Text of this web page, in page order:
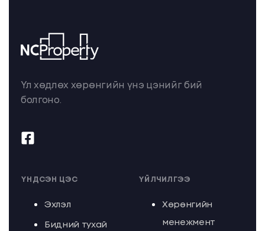
Үл хөдлөх хөрөнгийн үнэ цэнийг бий
болгоно.
ҮНДСЭН ЦЭС
Эхлэл
Бидний тухай
ҮЙЛЧИЛГЭЭ
Хөрөнгийн
менежмент